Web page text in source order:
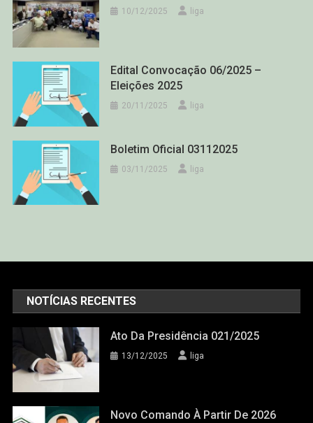
10/12/2025 liga
Edital Convocação 06/2025 –
Eleições 2025
20/11/2025 liga
Boletim Oficial 03112025
03/11/2025 liga
NOTÍCIAS RECENTES
Ato Da Presidência 021/2025
13/12/2025 liga
Novo Comando À Partir De 2026